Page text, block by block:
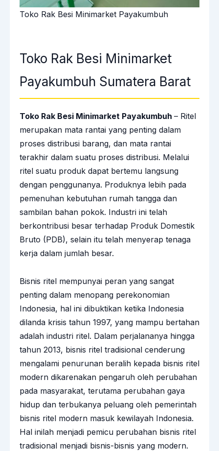
Toko Rak Besi Minimarket Payakumbuh
Toko Rak Besi Minimarket
Payakumbuh Sumatera Barat
Toko Rak Besi Minimarket Payakumbuh – Ritel
merupakan mata rantai yang penting dalam
proses distribusi barang, dan mata rantai
terakhir dalam suatu proses distribusi. Melalui
ritel suatu produk dapat bertemu langsung
dengan penggunanya. Produknya lebih pada
pemenuhan kebutuhan rumah tangga dan
sambilan bahan pokok. Industri ini telah
berkontribusi besar terhadap Produk Domestik
Bruto (PDB), selain itu telah menyerap tenaga
kerja dalam jumlah besar.
Bisnis ritel mempunyai peran yang sangat
penting dalam menopang perekonomian
Indonesia, hal ini dibuktikan ketika Indonesia
dilanda krisis tahun 1997, yang mampu bertahan
adalah industri ritel. Dalam perjalananya hingga
tahun 2013, bisnis ritel tradisional cenderung
mengalami penurunan beralih kepada bisnis ritel
modern dikarenakan pengaruh oleh perubahan
pada masyarakat, terutama perubahan gaya
hidup dan terbukanya peluang oleh pemerintah
bisnis ritel modern masuk kewilayah Indonesia.
Hal inilah menjadi pemicu perubahan bisnis ritel
tradisional menjadi bisnis-bisnis yang modern.